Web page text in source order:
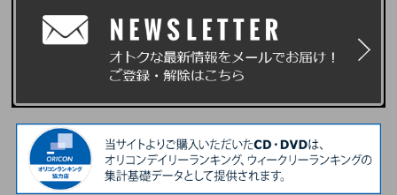
※上記『顔写真付きの指定身分証』以外の顔写真付きの特殊技術免許証や仮
の運転免許証、社員証、健康保険証などをご持参いただいてもご参加できま
せん。必ず上記で指定されている【1】～【6】の『顔写真付きの指定身分
証』を1点ご持参ください。
ださい。
※障害者手帳については、氏名、住所、顔写真記載のページをご提示くださ
い。
▼外国籍の方について
※外国籍の方は必ず、明確に本人と確認できる【1】パスポート、【3】特